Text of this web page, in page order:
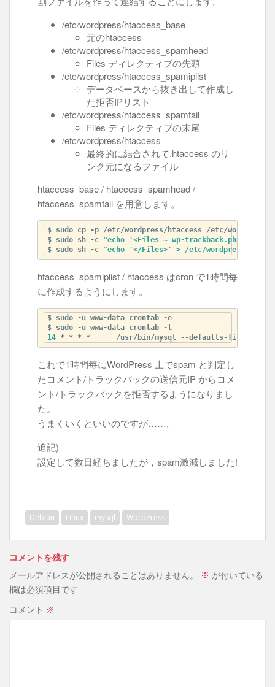
/etc/wordpress/htaccess_base
元のhtaccess
/etc/wordpress/htaccess_spamhead
Files ディレクティブの先頭
/etc/wordpress/htaccess_spamiplist
データベースから抜き出して作成し
た拒否IPリスト
/etc/wordpress/htaccess_spamtail
Files ディレクティブの末尾
/etc/wordpress/htaccess
最終的に結合されて.htaccess のリ
ンク元になるファイル
htaccess_base / htaccess_spamhead /
htaccess_spamtail を用意します。
$ sudo cp -p /etc/wordpress/htaccess /etc/wordpress/
$ sudo sh -c "echo '<Files ~ wp-trackback.php|wp-
$ sudo sh -c "echo '</Files>' > /etc/wordpress/
htaccess_spamiplist / htaccess はcron で1時間毎
に作成するようにします。
$ sudo -u www-data crontab -e
$ sudo -u www-data crontab -l
14 * * * *      /usr/bin/mysql --defaults-file=/etc/
これで1時間毎にWordPress 上でspam と判定し
たコメント/トラックバックの送信元IP からコメ
ント/トラックバックを拒否するようになりまし
た。
うまくいくといいのですが……。
追記)
設定して数日経ちましたが，spam激減しました!
Debian Linux mysql WordPress
コメントを残す
メールアドレスが公開されることはありません。
※ が付いている
欄は必須項目です
コメント ※